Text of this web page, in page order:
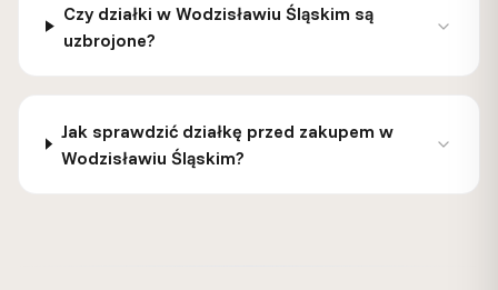
Czy działki w Wodzisławiu Śląskim są
uzbrojone?
Jak sprawdzić działkę przed zakupem w
Wodzisławiu Śląskim?